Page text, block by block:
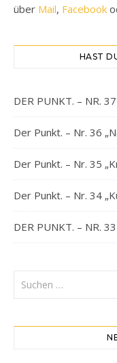
über Mail, Facebook
HAST
DER PUNKT. – NR. 37
Der Punkt. – Nr. 36
Der Punkt. – Nr. 35
Der Punkt. – Nr. 34
DER PUNKT. – NR.